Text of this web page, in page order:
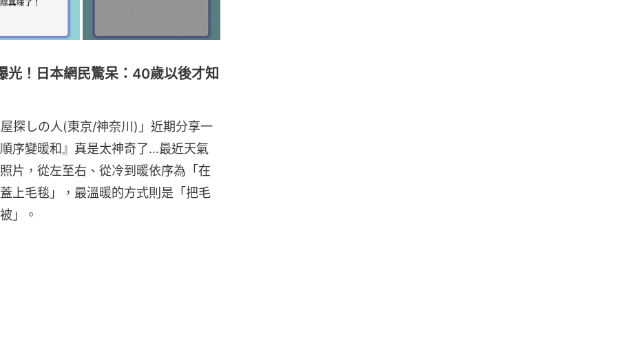
光！日本網民驚呆：40歲以後才知
探しの人(東京/神奈川)」近期分享一
序變暖和』真是太神奇了…最近天氣
片，從左至右、從冷到暖依序為「在
上毛毯」，最溫暖的方式則是「把毛
」。